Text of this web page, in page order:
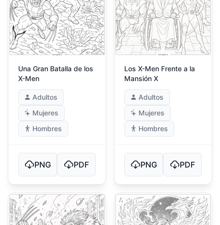
Una Gran Batalla de los
X-Men
Adultos
Mujeres
Hombres
PNG PDF
Los X-Men Frente a la
Mansión X
Adultos
Mujeres
Hombres
PNG PDF